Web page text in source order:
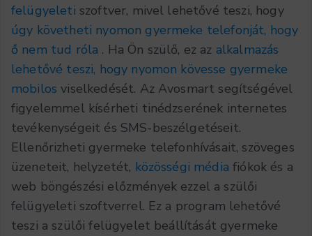
felügyeleti szoftver, mivel lehetővé teszi, hogy
úgy követheti nyomon gyermeke telefonját, hogy
ő nem tud róla . Ha Ön szülő, ez az alkalmazás
lehetővé teszi, hogy nyomon kövesse gyermeke
mobilosviselkedését. Az Avosmart segítségével
figyelemmel kísérheti tinédzserének internetes
tevékenységeit és SMS-beszélgetéseit.
Ellenőrizheti gyermeke telefonhívásait, szöveges
üzeneteit, helyzetét, közösségi médiafiókok és a
web böngészési előzmények ezzel a szülői
felügyeleti szoftverrel. Ez a program lehetővé
teszi a szülői felügyelet beállítását gyermeke